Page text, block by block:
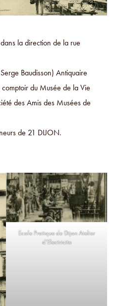
la direction de la rue
Baudisson) Antiquaire
du Musée de la Vie
des Amis des Musées de
de 21 DIJON.
Ecole Pratique de Dijon Atelier
d’Electricite